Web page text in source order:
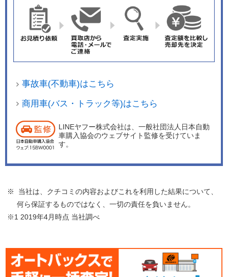
事故車(不動車)はこちら
商用車(バス・トラック等)はこちら
LINEヤフー株式会社は、一般社団法人日本自動
車購入協会のウェブサイト監修を受けていま
す。
※ 当社は、クチコミの内容およびこれを利用した結果について、
何ら保証するものではなく、一切の責任を負いません。
※1 2019年4月時点 当社調べ